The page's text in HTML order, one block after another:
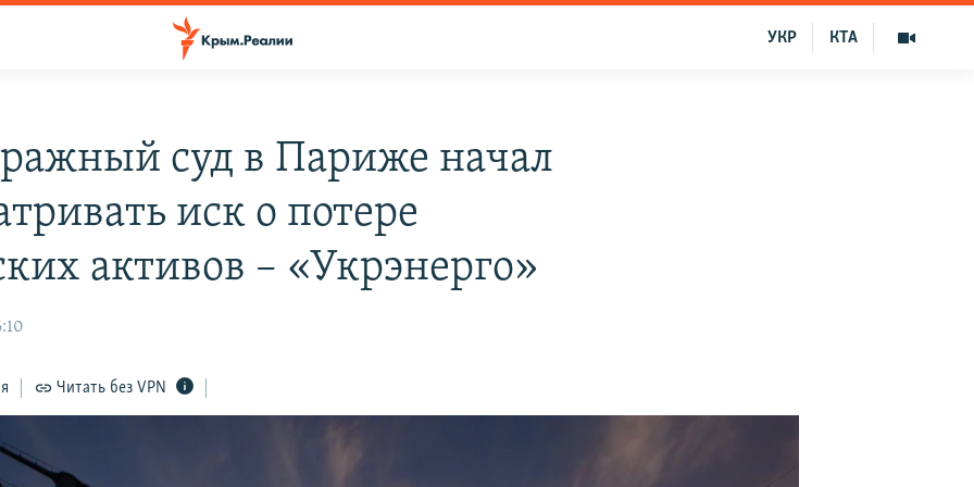
КТА
УКР
суд в Париже начал
иск о потере
активов – «Укрэнерго»
Читать без VPN